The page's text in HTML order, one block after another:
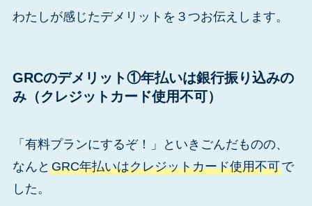
わたしが感じたデメリットを３つお伝えします。
GRCのデメリット①年払いは銀行振り込みの
み（クレジットカード使用不可）
「有料プランにするぞ！」といきごんだものの、
なんと GRC年払いはクレジットカード使用不可で
した。